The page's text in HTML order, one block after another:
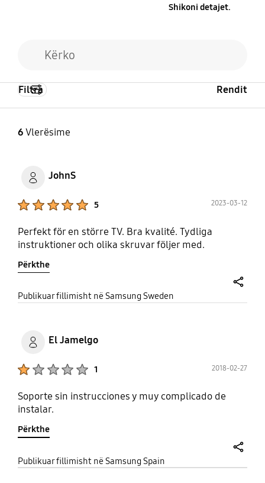
Shikoni detajet.
6Vlerësime
Filtra Rendit
JohnS
5 2023-03-12
Perfekt för en större TV. Bra kvalité. Tydliga
instruktioner och olika skruvar följer med.
Përkthe
Publikuar fillimisht në Samsung Sweden
El Jamelgo
1 2018-02-27
Soporte sin instrucciones y muy complicado de
instalar.
Përkthe
Publikuar fillimisht në Samsung Spain